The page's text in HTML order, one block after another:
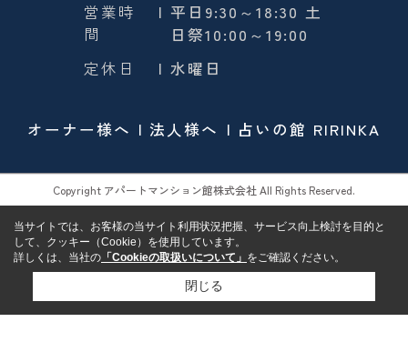
営業時
間
| 平日9:30～18:30 土
日祭10:00～19:00
定休日
| 水曜日
オーナー様へ 法人様へ 占いの館 RIRINKA
Copyright アパートマンション館株式会社 All Rights Reserved.
当サイトでは、お客様の当サイト利用状況把握、サービス向上検討を目的と
して、クッキー（Cookie）を使用しています。
詳しくは、当社の 「Cookieの取扱いについて」 をご確認ください。
閉じる